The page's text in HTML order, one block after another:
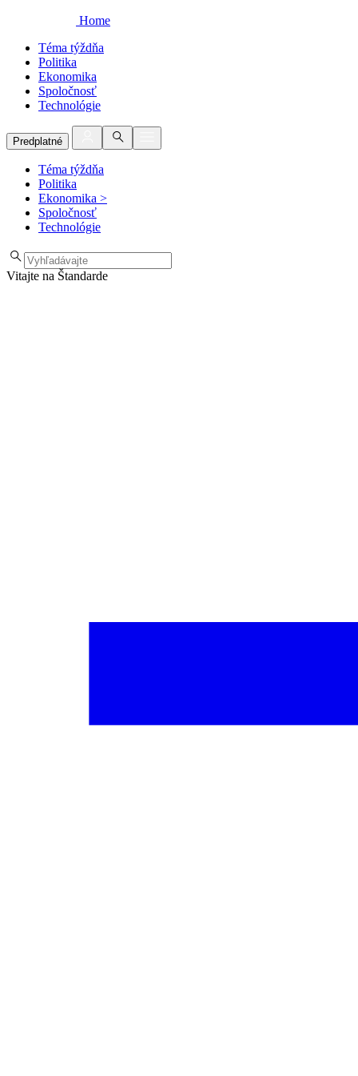
Home
Téma týždňa
Politika
Ekonomika
Spoločnosť
Technológie
Predplatné
Téma týždňa
Politika
Ekonomika >
Spoločnosť
Technológie
Vitajte na Štandarde